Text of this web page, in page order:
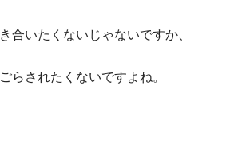
合いたくないじゃないですか、
らされたくないですよね。